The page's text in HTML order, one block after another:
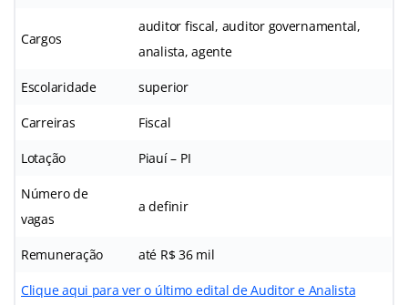
Cargos
auditor fiscal, auditor governamental,
analista, agente
Escolaridade superior
Carreiras Fiscal
Lotação Piauí – PI
Número de
vagas
a definir
Remuneração até R$ 36 mil
Clique aqui para ver o último edital de Auditor e Analista